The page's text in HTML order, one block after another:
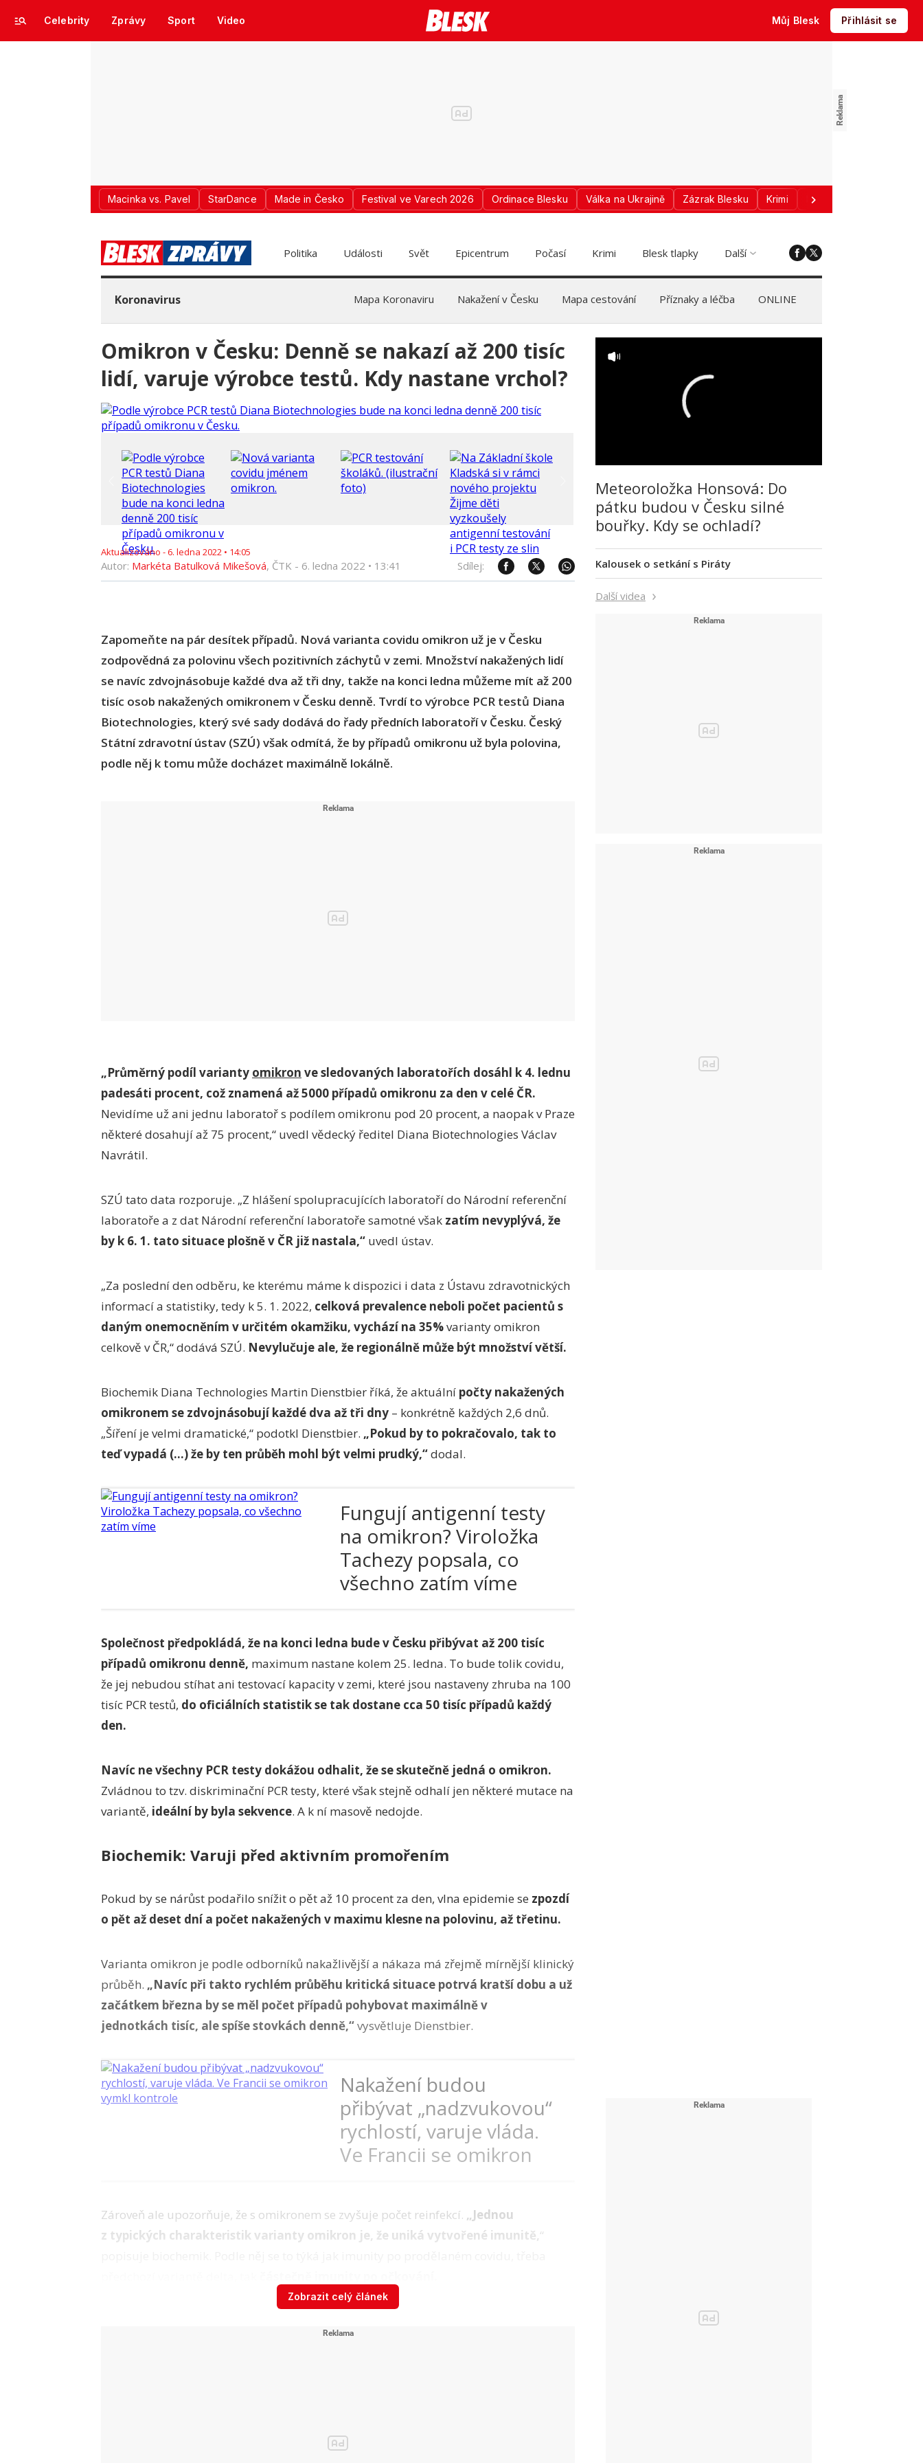
Celebrity Zprávy Sport Video Můj Blesk Přihlásit se
Macinka vs. Pavel StarDance Made in Česko Festival ve Varech 2026 Ordinace Blesku Válka na Ukrajině Zázrak Blesku Krimi Donald Trump
Politika Události Svět Epicentrum Počasí Krimi Blesk tlapky Další
Koronavirus Mapa Koronaviru Nakažení v Česku Mapa cestování Příznaky a léčba ONLINE
Omikron v Česku: Denně se nakazí až 200 tisíc
lidí, varuje výrobce testů. Kdy nastane vrchol?
Aktualizováno - 6. ledna 2022 • 14:05
Autor: Markéta Batulková Mikešová, ČTK - 6. ledna 2022 • 13:41 Sdílej:
Zapomeňte na pár desítek případů. Nová varianta covidu omikron už je v Česku
zodpovědná za polovinu všech pozitivních záchytů v zemi. Množství nakažených lidí
se navíc zdvojnásobuje každé dva až tři dny, takže na konci ledna můžeme mít až 200
tisíc osob nakažených omikronem v Česku denně. Tvrdí to výrobce PCR testů Diana
Biotechnologies, který své sady dodává do řady předních laboratoří v Česku. Český
Státní zdravotní ústav (SZÚ) však odmítá, že by případů omikronu už byla polovina,
podle něj k tomu může docházet maximálně lokálně.
„Průměrný podíl varianty omikron ve sledovaných laboratořích dosáhl k 4. lednu
padesáti procent, což znamená až 5000 případů omikronu za den v celé ČR.
Nevidíme už ani jednu laboratoř s podílem omikronu pod 20 procent, a naopak v Praze
některé dosahují až 75 procent,“ uvedl vědecký ředitel Diana Biotechnologies Václav
Navrátil.
SZÚ tato data rozporuje. „Z hlášení spolupracujících laboratoří do Národní referenční
laboratoře a z dat Národní referenční laboratoře samotné však zatím nevyplývá, že
by k 6. 1. tato situace plošně v ČR již nastala,“ uvedl ústav.
„Za poslední den odběru, ke kterému máme k dispozici i data z Ústavu zdravotnických
informací a statistiky, tedy k 5. 1. 2022, celková prevalence neboli počet pacientů s
daným onemocněním v určitém okamžiku, vychází na 35%varianty omikron
celkově v ČR,“ dodává SZÚ. Nevylučuje ale, že regionálně může být množství větší.
Biochemik Diana Technologies Martin Dienstbier říká, že aktuální počty nakažených
omikronem se zdvojnásobují každé dva až tři dny – konkrétně každých 2,6 dnů.
„Šíření je velmi dramatické,“ podotkl Dienstbier. „Pokud by to pokračovalo, tak to
teď vypadá (…) že by ten průběh mohl být velmi prudký,“dodal.
Fungují antigenní testy
na omikron? Viroložka
Tachezy popsala, co
všechno zatím víme
Společnost předpokládá, že na konci ledna bude v Česku přibývat až 200 tisíc
případů omikronu denně, maximum nastane kolem 25. ledna. To bude tolik covidu,
že jej nebudou stíhat ani testovací kapacity v zemi, které jsou nastaveny zhruba na 100
tisíc PCR testů, do oficiálních statistik se tak dostane cca 50 tisíc případů každý
den.
Navíc ne všechny PCR testy dokážou odhalit, že se skutečně jedná o omikron.
Zvládnou to tzv. diskriminační PCR testy, které však stejně odhalí jen některé mutace na
variantě, ideální by byla sekvence. A k ní masově nedojde.
Biochemik: Varuji před aktivním promořením
Pokud by se nárůst podařilo snížit o pět až 10 procent za den, vlna epidemie se zpozdí
o pět až deset dní a počet nakažených v maximu klesne na polovinu, až třetinu.
Varianta omikron je podle odborníků nakažlivější a nákaza má zřejmě mírnější klinický
průběh. „Navíc při takto rychlém průběhu kritická situace potrvá kratší dobu a už
začátkem března by se měl počet případů pohybovat maximálně v
jednotkách tisíc, ale spíše stovkách denně,“vysvětluje Dienstbier.
Nakažení budou
přibývat „nadzvukovou“
rychlostí, varuje vláda.
Ve Francii se omikron
Zároveň ale upozorňuje, že s omikronem se zvyšuje počet reinfekcí. „Jednou
z typických charakteristik varianty omikron je, že uniká vytvořené imunitě,“
Zobrazit celý článek
Meteoroložka Honsová: Do
pátku budou v Česku silné
bouřky. Kdy se ochladí?
Kalousek o setkání s Piráty
Další videa